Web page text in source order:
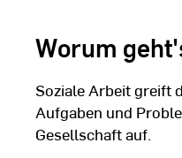
übertragen oder
werden könnten. Weitere
Sie in unserer
Worum
Soziale Arbeit greift
Aufgaben und
Gesellschaft auf.